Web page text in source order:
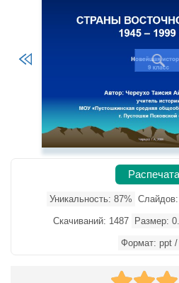
Уникальность: 87%
Скачиваний: 1487 Размер:
Формат: ppt /